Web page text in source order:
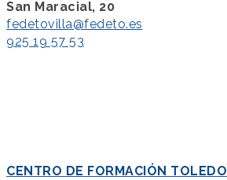
San Maracial, 20
fedetovilla@fedeto.es
925 19 57 53
CENTRO DE FORMACIÓN TOLEDO